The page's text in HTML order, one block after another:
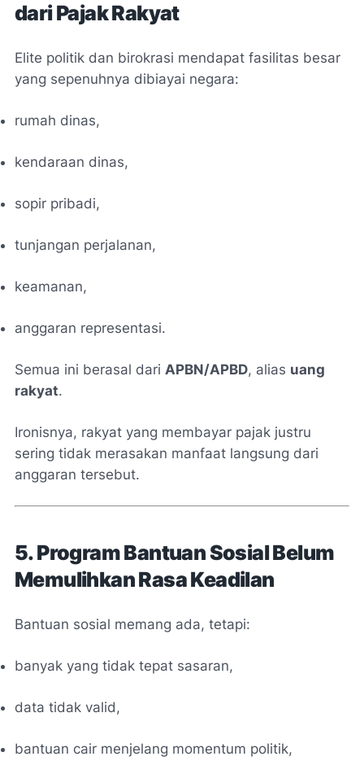
dari Pajak Rakyat
Elite politik dan birokrasi mendapat fasilitas besar
yang sepenuhnya dibiayai negara:
rumah dinas,
kendaraan dinas,
sopir pribadi,
tunjangan perjalanan,
keamanan,
anggaran representasi.
Semua ini berasal dari APBN/APBD, alias uang
rakyat.
Ironisnya, rakyat yang membayar pajak justru
sering tidak merasakan manfaat langsung dari
anggaran tersebut.
5. Program Bantuan Sosial Belum
Memulihkan Rasa Keadilan
Bantuan sosial memang ada, tetapi:
banyak yang tidak tepat sasaran,
data tidak valid,
bantuan cair menjelang momentum politik,